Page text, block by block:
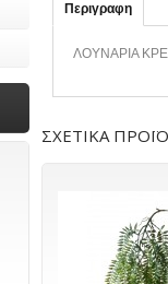
Περιγραφη
ΛΟΥΝΑΡΙΑ
ΣΧΕΤΙΚΑ